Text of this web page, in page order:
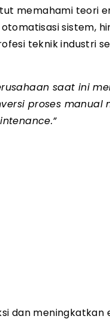
memahami teori
sistem,
teknik industri
saat ini
proses manual
dan meningkatkan